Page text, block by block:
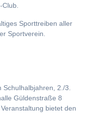
Club.
Sporttreiben aller
Sportverein.
Schulhalbjahren, 2./3.
Güldenstraße 8
bietet den